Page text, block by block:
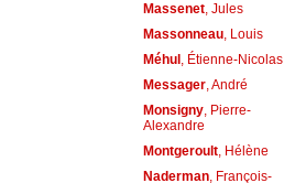
Massenet, Jules
Massonneau, Louis
Méhul , Étienne-Nicolas
Messager, André
Monsigny, Pierre-
Alexandre
Montgeroult, Hélène
Naderman, François-